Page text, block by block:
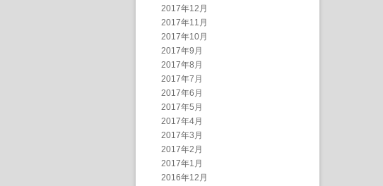
2017年12月
2017年11月
2017年10月
2017年9月
2017年8月
2017年7月
2017年6月
2017年5月
2017年4月
2017年3月
2017年2月
2017年1月
2016年12月